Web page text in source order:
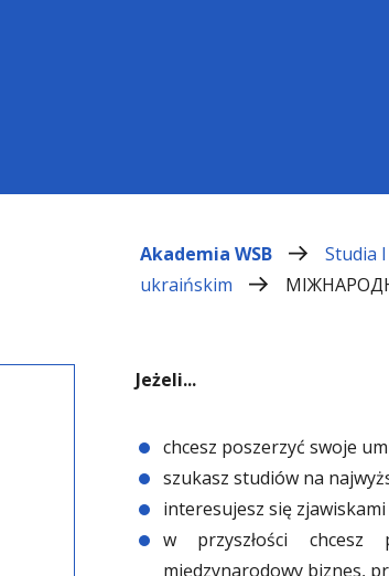
Akademia WSB Studia
ukraińskim
Jeżeli...
chcesz poszerzyć swoje
szukasz studiów na
interesujesz się
w przyszłości chcesz
międzynarodowy biznes,